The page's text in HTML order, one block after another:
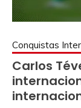
Conquistas
Carlos